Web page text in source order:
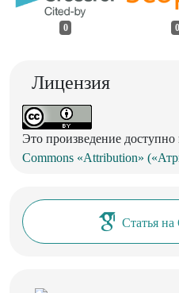
0 0
Лицензия
Это произведение доступно
Commons «Attribution»
Статья на